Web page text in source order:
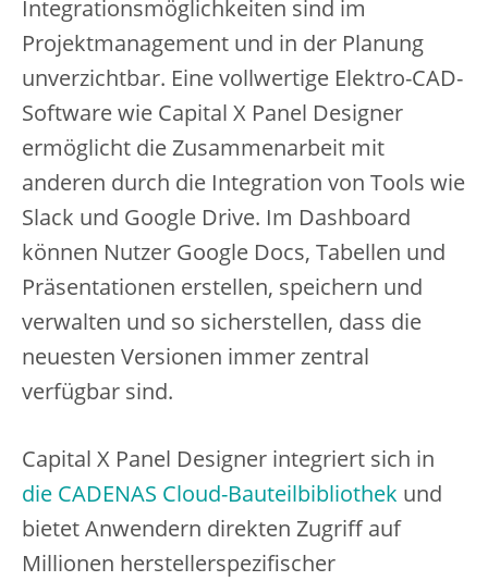
Integrationsmöglichkeiten sind im
Projektmanagement und in der Planung
unverzichtbar. Eine vollwertige Elektro-CAD-
Software wie Capital X Panel Designer
ermöglicht die Zusammenarbeit mit
anderen durch die Integration von Tools wie
Slack und Google Drive. Im Dashboard
können Nutzer Google Docs, Tabellen und
Präsentationen erstellen, speichern und
verwalten und so sicherstellen, dass die
neuesten Versionen immer zentral
verfügbar sind.
Capital X Panel Designer integriert sich in
die CADENAS Cloud-Bauteilbibliothek und
bietet Anwendern direkten Zugriff auf
Millionen herstellerspezifischer